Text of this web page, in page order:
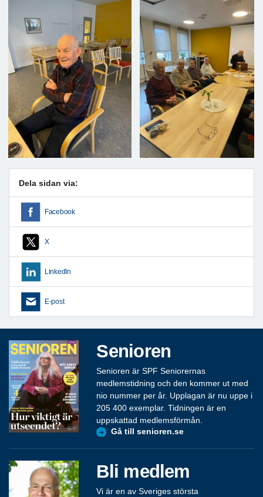
Dela sidan via:
Facebook
X
LinkedIn
E-post
Senioren
Senioren är SPF Seniorernas
medlemstidning och den kommer ut med
nio nummer per år. Upplagan är nu uppe i
205 400 exemplar. Tidningen är en
uppskattad medlemsförmån.
Gå till senioren.se
Bli medlem
Vi är en av Sveriges största